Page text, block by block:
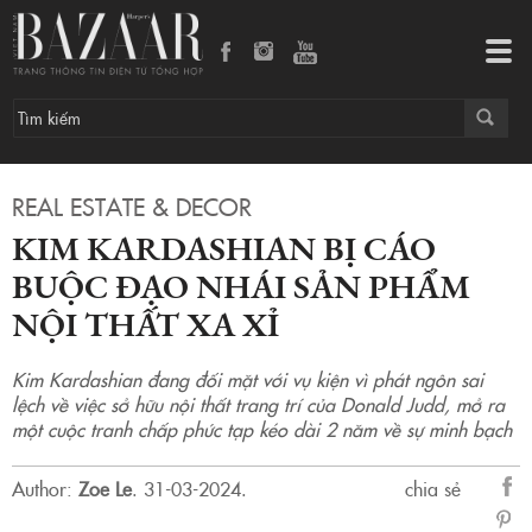
REAL ESTATE & DECOR
KIM KARDASHIAN BỊ CÁO
BUỘC ĐẠO NHÁI SẢN PHẨM
NỘI THẤT XA XỈ
Kim Kardashian đang đối mặt với vụ kiện vì phát ngôn sai
lệch về việc sở hữu nội thất trang trí của Donald Judd, mở ra
một cuộc tranh chấp phức tạp kéo dài 2 năm về sự minh bạch
Author: Zoe Le. 31-03-2024.
chia sẻ
sẻ